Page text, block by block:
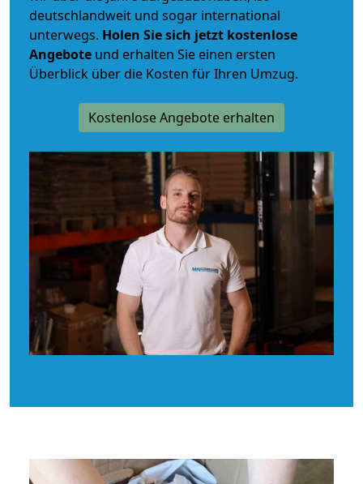
deutschlandweit und sogar international
unterwegs. Holen Sie sich jetzt kostenlose
Angebote und erhalten Sie einen ersten
Überblick über die Kosten für Ihren Umzug.
Kostenlose Angebote erhalten